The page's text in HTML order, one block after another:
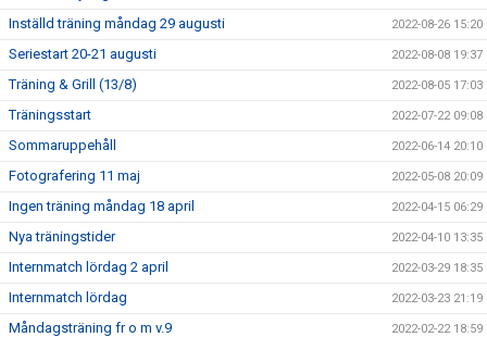
Inställd träning måndag 29 augusti 2022-08-26 15:20
Seriestart 20-21 augusti 2022-08-08 19:37
Träning & Grill (13/8) 2022-08-05 17:03
Träningsstart 2022-07-22 09:08
Sommaruppehåll 2022-06-14 20:10
Fotografering 11 maj 2022-05-08 20:09
Ingen träning måndag 18 april 2022-04-15 06:29
Nya träningstider 2022-04-10 13:35
Internmatch lördag 2 april 2022-03-29 18:35
Internmatch lördag 2022-03-23 21:19
Måndagsträning fr o m v.9 2022-02-22 18:59